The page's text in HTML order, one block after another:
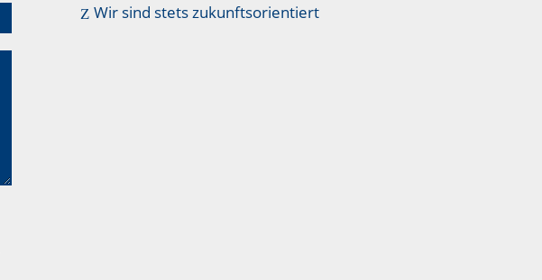
Wir sind stets zukunftsorientiert